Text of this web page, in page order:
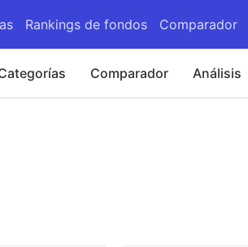
Rankings de fondos Comparador
Comparador Análisis